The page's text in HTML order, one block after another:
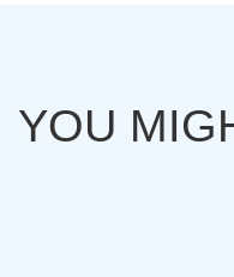
YOU